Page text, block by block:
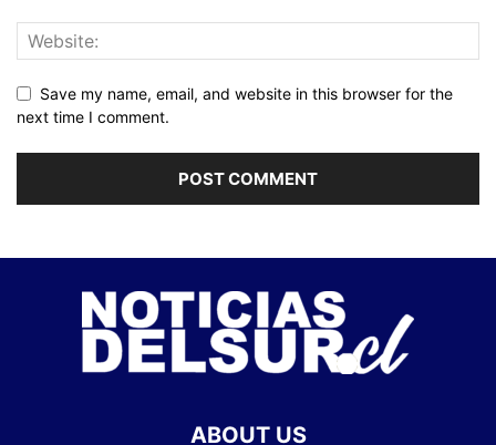
Save my name, email, and website in this browser for the
next time I comment.
ABOUT US